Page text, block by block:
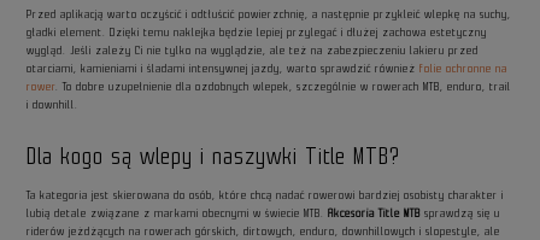
Przed aplikacją warto oczyścić i odtłuścić powierzchnię, a następnie przykleić wlepkę na suchy,
gładki element. Dzięki temu naklejka będzie lepiej przylegać i dłużej zachowa estetyczny
wygląd. Jeśli zależy Ci nie tylko na wyglądzie, ale też na zabezpieczeniu lakieru przed
otarciami, kamieniami i śladami intensywnej jazdy, warto sprawdzić również folie ochronne na
rower. To dobre uzupełnienie dla ozdobnych wlepek, szczególnie w rowerach MTB, enduro, trail
i downhill.
Dla kogo są wlepy i naszywki Title MTB?
Ta kategoria jest skierowana do osób, które chcą nadać rowerowi bardziej osobisty charakter i
lubią detale związane z markami obecnymi w świecie MTB. Akcesoria Title MTB sprawdzą się u
riderów jeżdżących na rowerach górskich, dirtowych, enduro, downhillowych i slopestyle, ale